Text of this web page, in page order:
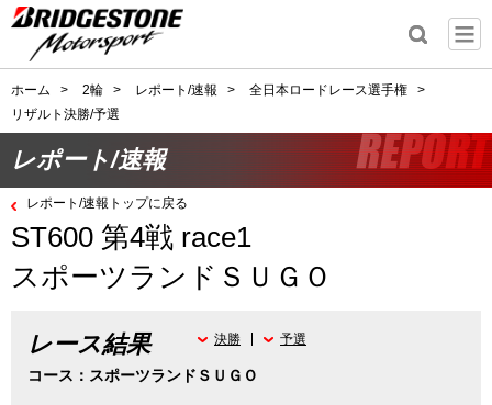
ホーム > 2輪 > レポート/速報 > 全日本ロードレース選手権
>
リザルト決勝/予選
レポート/速報
レポート/速報トップに戻る
ST600 第4戦 race1
スポーツランドＳＵＧＯ
レース結果
コース：スポーツランドＳＵＧＯ
決勝 予選